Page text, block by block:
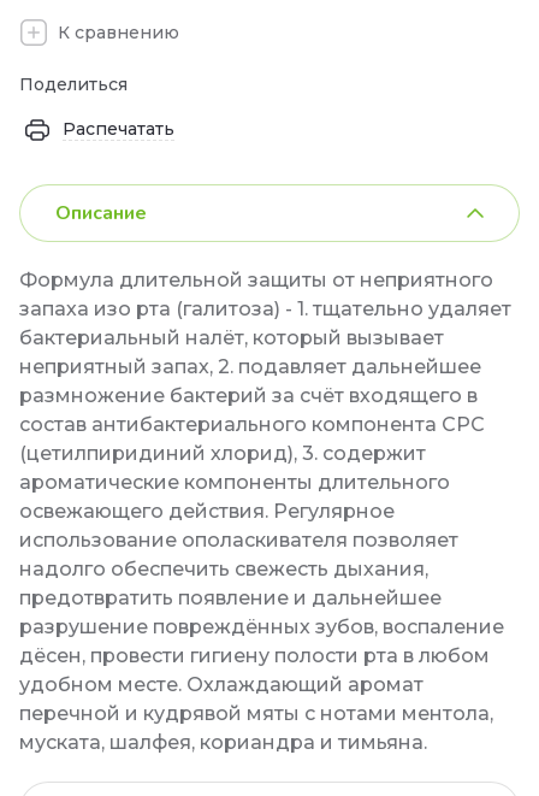
К сравнению
Поделиться
Распечатать
Описание
Формула длительной защиты от неприятного
запаха изо рта (галитоза) - 1. тщательно удаляет
бактериальный налёт, который вызывает
неприятный запах, 2. подавляет дальнейшее
размножение бактерий за счёт входящего в
состав антибактериального компонента СРС
(цетилпиридиний хлорид), 3. содержит
ароматические компоненты длительного
освежающего действия. Регулярное
использование ополаскивателя позволяет
надолго обеспечить свежесть дыхания,
предотвратить появление и дальнейшее
разрушение повреждённых зубов, воспаление
дёсен, провести гигиену полости рта в любом
удобном месте. Охлаждающий аромат
перечной и кудрявой мяты с нотами ментола,
муската, шалфея, кориандра и тимьяна.